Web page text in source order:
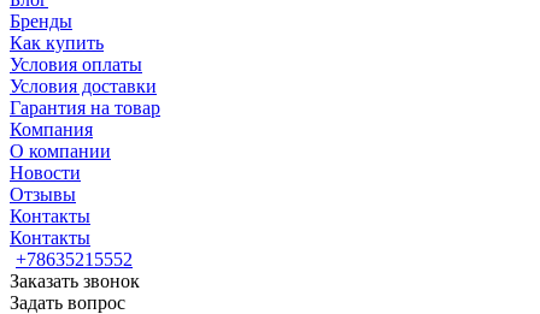
Бренды
Как купить
Условия оплаты
Условия доставки
Гарантия на товар
Компания
О компании
Новости
Отзывы
Контакты
Контакты
+78635215552
Заказать звонок
Задать вопрос